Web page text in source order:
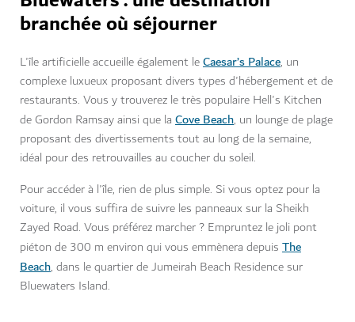
branchée où séjourner
L'île artificielle accueille également leCaesar’s Palace, un
complexe luxueux proposant divers types d'hébergement et de
restaurants. Vous y trouverez le très populaire Hell's Kitchen
de Gordon Ramsay ainsi que la Cove Beach, un lounge de plage
proposant des divertissements tout au long de la semaine,
idéal pour des retrouvailles au coucher du soleil.
Pour accéder à l'île, rien de plus simple. Si vous optez pour la
voiture, il vous suffira de suivre les panneaux sur la Sheikh
Zayed Road. Vous préférez marcher ? Empruntez le joli pont
piéton de 300 m environ qui vous emmènera depuis The
Beach, dans le quartier de Jumeirah Beach Residence sur
Bluewaters Island.